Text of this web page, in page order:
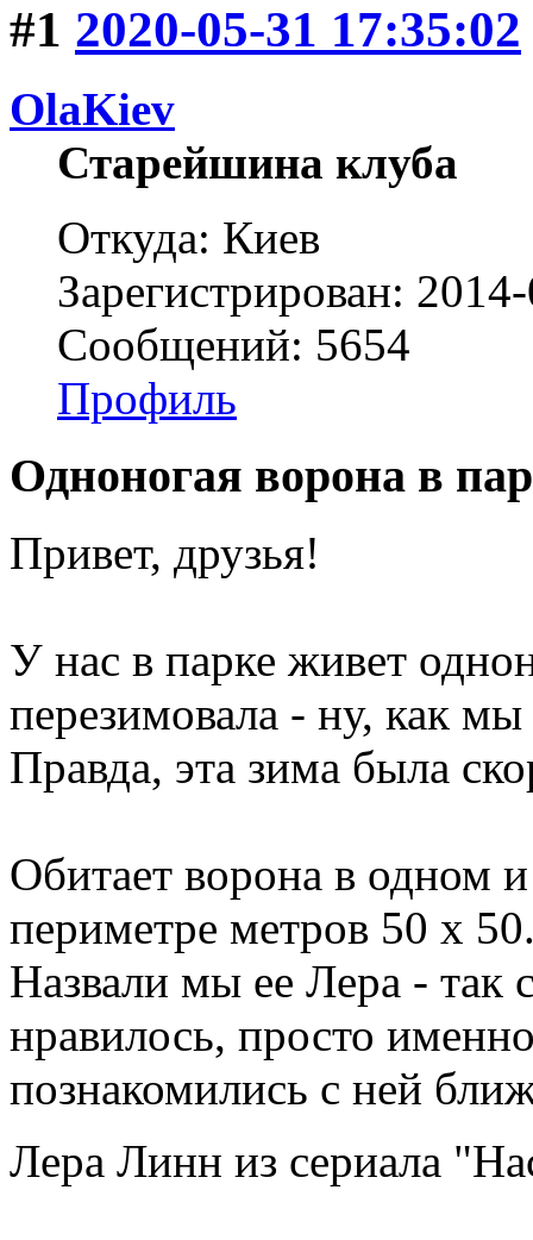
#1 2020-05-31 17:35:02
OlaKiev
Старейшина клуба
Откуда: Киев
Зарегистрирован:
Сообщений: 5654
Профиль
Одноногая ворона в
Привет, друзья!
У нас в парке живет
перезимовала - ну, как
Правда, эта зима была
Обитает ворона в одном
периметре метров 50 х
Назвали мы ее Лера - так
нравилось, просто
познакомились с ней
Лера Линн из сериала